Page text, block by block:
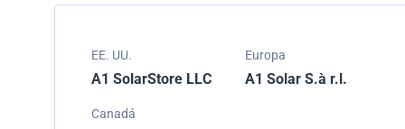
EE. UU.
A1 SolarStore LLC
Europa
A1 Solar S.à r.l.
Canadá